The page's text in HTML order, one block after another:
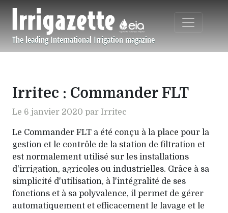
The leading International Irrigation magazine
Navigation principale
Irritec : Commander FLT
Le 6 janvier 2020 par Irritec
Le Commander FLT a été conçu à la place pour la
gestion et le contrôle de la station de filtration et
est normalement utilisé sur les installations
d'irrigation, agricoles ou industrielles. Grâce à sa
simplicité d'utilisation, à l'intégralité de ses
fonctions et à sa polyvalence, il permet de gérer
automatiquement et efficacement le lavage et le